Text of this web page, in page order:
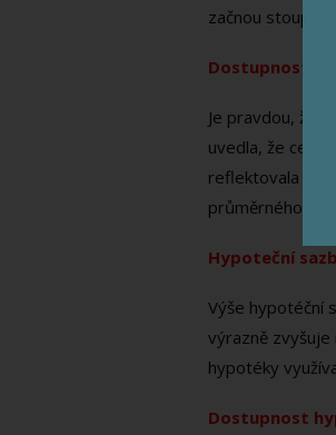
začnou
Dostupnost
Je pravdou, že
uvedla, že ceny
reflektovala
průměrného
Hypoteční
Výše hypotéční
výrazně zvyšuje
hypotéky
Dostupnost